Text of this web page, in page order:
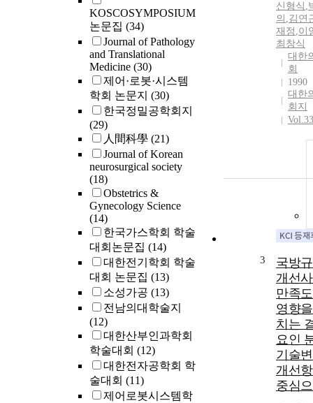
KOSCOSYMPOSIUM
논문집 (34)
Journal of Pathology
and Translational
Medicine (30)
제어·로봇·시스템
학회 논문지 (30)
한국정밀공학회지
(29)
人間科學 (21)
Journal of Korean
neurosurgical society
(18)
Obstetrics &
Gynecology Science
(14)
한국가스학회 학술
대회논문집 (14)
대한전기학회 학술
대회 논문집 (13)
소성가공 (13)
전남의대학술지
(12)
대한산부인과학회
학술대회 (12)
대한전자공학회 학
술대회 (11)
제어로봇시스템학
신형식 ,
의 ,김연
재정 ,이
최창식
대한
회
1990
대한
회지
3
국방
개선
만족
영향
치는
요인
기술
개선
중심